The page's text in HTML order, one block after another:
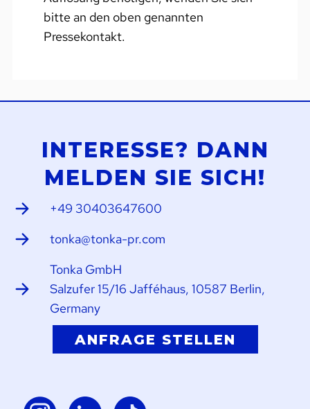
bitte an den oben genannten
Pressekontakt.
INTERESSE? DANN
MELDEN SIE SICH!
+49 30403647600
tonka@tonka-pr.com
Tonka GmbH
Salzufer 15/16 Jafféhaus, 10587 Berlin,
Germany
ANFRAGE STELLEN